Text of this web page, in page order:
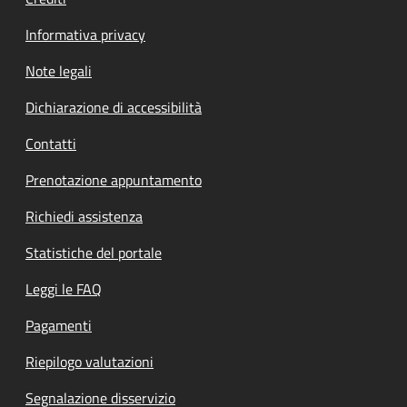
Informativa privacy
Note legali
Dichiarazione di accessibilità
Contatti
Prenotazione appuntamento
Richiedi assistenza
Statistiche del portale
Leggi le FAQ
Pagamenti
Riepilogo valutazioni
Segnalazione disservizio